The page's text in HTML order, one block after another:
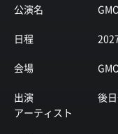
公演名
日程
会場
出演
アーティスト
後